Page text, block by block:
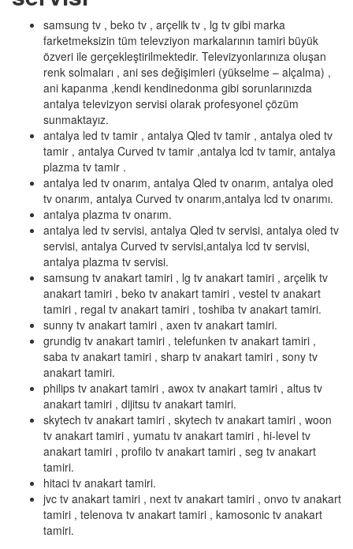
samsung tv , beko tv , arçelik tv , lg tv gibi marka
farketmeksizin tüm televziyon markalarının tamiri büyük
özveri ile gerçekleştirilmektedir. Televizyonlarınıza oluşan
renk solmaları , ani ses değişimleri (yükselme – alçalma) ,
ani kapanma ,kendi kendinedonma gibi sorunlarınızda
antalya televizyon servisi olarak profesyonel çözüm
sunmaktayız.
antalya led tv tamir , antalya Qled tv tamir , antalya oled tv
tamir , antalya Curved tv tamir ,antalya lcd tv tamir, antalya
plazma tv tamir .
antalya led tv onarım, antalya Qled tv onarım, antalya oled
tv onarım, antalya Curved tv onarım,antalya lcd tv onarımı.
antalya plazma tv onarım.
antalya led tv servisi, antalya Qled tv servisi, antalya oled tv
servisi, antalya Curved tv servisi,antalya lcd tv servisi,
antalya plazma tv servisi.
samsung tv anakart tamiri , lg tv anakart tamiri , arçelik tv
anakart tamiri , beko tv anakart tamiri , vestel tv anakart
tamiri , regal tv anakart tamiri , toshiba tv anakart tamiri.
sunny tv anakart tamiri , axen tv anakart tamiri.
grundig tv anakart tamiri , telefunken tv anakart tamiri ,
saba tv anakart tamiri , sharp tv anakart tamiri , sony tv
anakart tamiri.
philips tv anakart tamiri , awox tv anakart tamiri , altus tv
anakart tamiri , dijitsu tv anakart tamiri.
skytech tv anakart tamiri , skytech tv anakart tamiri , woon
tv anakart tamiri , yumatu tv anakart tamiri , hi-level tv
anakart tamiri , profilo tv anakart tamiri , seg tv anakart
tamiri.
hitaci tv anakart tamiri.
jvc tv anakart tamiri , next tv anakart tamiri , onvo tv anakart
tamiri , telenova tv anakart tamiri , kamosonic tv anakart
tamiri.